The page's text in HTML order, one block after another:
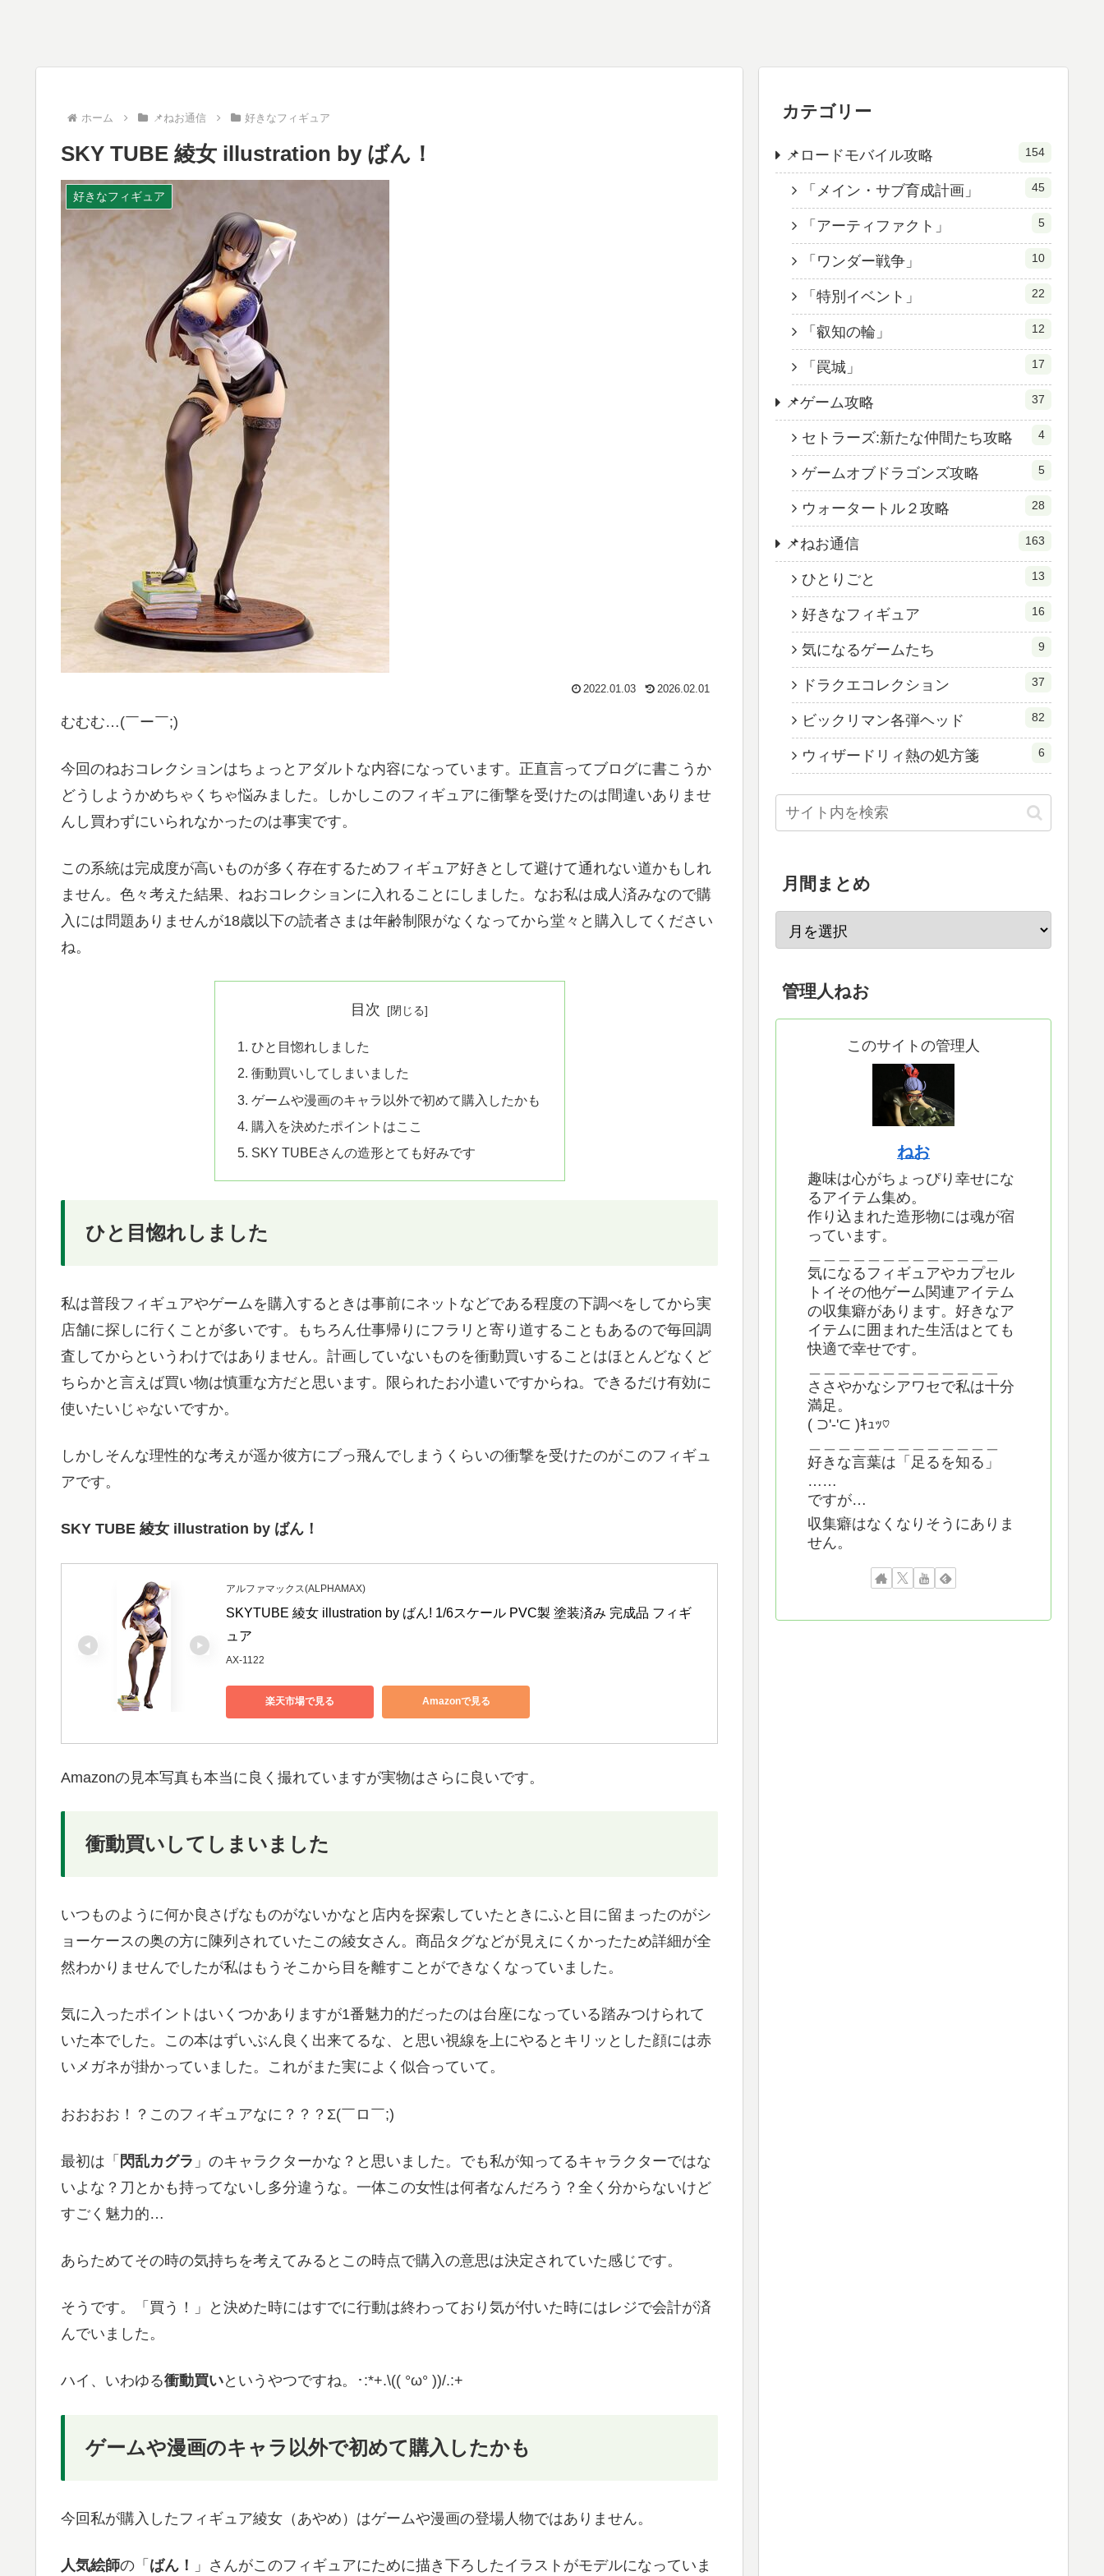
ホーム 📌ねお通信 好きなフィギュア
SKY TUBE 綾女 illustration by ばん！
好きなフィギュア
2022.01.03 2026.02.01
むむむ…(￣ー￣;)
今回のねおコレクションはちょっとアダルトな内容になっています。正直言ってブログに書こうか
どうしようかめちゃくちゃ悩みました。しかしこのフィギュアに衝撃を受けたのは間違いありませ
んし買わずにいられなかったのは事実です。
この系統は完成度が高いものが多く存在するためフィギュア好きとして避けて通れない道かもしれ
ません。色々考えた結果、ねおコレクションに入れることにしました。なお私は成人済みなので購
入には問題ありませんが18歳以下の読者さまは年齢制限がなくなってから堂々と購入してください
ね。
目次
ひと目惚れしました
衝動買いしてしまいました
ゲームや漫画のキャラ以外で初めて購入したかも
購入を決めたポイントはここ
SKY TUBEさんの造形とても好みです
ひと目惚れしました
私は普段フィギュアやゲームを購入するときは事前にネットなどである程度の下調べをしてから実
店舗に探しに行くことが多いです。もちろん仕事帰りにフラリと寄り道することもあるので毎回調
査してからというわけではありません。計画していないものを衝動買いすることはほとんどなくど
ちらかと言えば買い物は慎重な方だと思います。限られたお小遣いですからね。できるだけ有効に
使いたいじゃないですか。
しかしそんな理性的な考えが遥か彼方にブっ飛んでしまうくらいの衝撃を受けたのがこのフィギュ
アです。
SKY TUBE 綾女 illustration by ばん！
アルファマックス(ALPHAMAX)
SKYTUBE 綾女 illustration by ばん! 1/6スケール PVC製 塗装済み 完成品 フィギ
ュア
AX-1122
楽天市場で見る Amazonで見る
Amazonの見本写真も本当に良く撮れていますが実物はさらに良いです。
衝動買いしてしまいました
いつものように何か良さげなものがないかなと店内を探索していたときにふと目に留まったのがシ
ョーケースの奥の方に陳列されていたこの綾女さん。商品タグなどが見えにくかったため詳細が全
然わかりませんでしたが私はもうそこから目を離すことができなくなっていました。
気に入ったポイントはいくつかありますが1番魅力的だったのは台座になっている踏みつけられて
いた本でした。この本はずいぶん良く出来てるな、と思い視線を上にやるとキリッとした顔には赤
いメガネが掛かっていました。これがまた実によく似合っていて。
おおおお！？このフィギュアなに？？？Σ(￣ロ￣;)
最初は「 閃乱カグラ 」のキャラクターかな？と思いました。でも私が知ってるキャラクターではな
いよな？刀とかも持ってないし多分違うな。一体この女性は何者なんだろう？全く分からないけど
すごく魅力的…
あらためてその時の気持ちを考えてみるとこの時点で購入の意思は決定されていた感じです。
そうです。「買う！」と決めた時にはすでに行動は終わっており気が付いた時にはレジで会計が済
んでいました。
ハイ、いわゆる衝動買いというやつですね。･:*+.\(( °ω° ))/.:+
ゲームや漫画のキャラ以外で初めて購入したかも
今回私が購入したフィギュア綾女（あやめ）はゲームや漫画の登場人物ではありません。
人気絵師の「 ばん！ 」さんがこのフィギュアにために描き下ろしたイラストがモデルになっていま
カテゴリー
📌ロードモバイル攻略 154
「メイン・サブ育成計画」 45
「アーティファクト」 5
「ワンダー戦争」 10
「特別イベント」 22
「叡知の輪」 12
「罠城」 17
📌ゲーム攻略 37
セトラーズ:新たな仲間たち攻略 4
ゲームオブドラゴンズ攻略 5
ウォータートル２攻略 28
📌ねお通信 163
ひとりごと 13
好きなフィギュア 16
気になるゲームたち 9
ドラクエコレクション 37
ビックリマン各弾ヘッド 82
ウィザードリィ熱の処方箋 6
月間まとめ
管理人ねお
このサイトの管理人
ねお
趣味は心がちょっぴり幸せにな
るアイテム集め。
作り込まれた造形物には魂が宿
っています。
気になるフィギュアやカプセル
トイその他ゲーム関連アイテム
の収集癖があります。好きなア
イテムに囲まれた生活はとても
快適で幸せです。
ささやかなシアワセで私は十分
満足。
( ⊃'-'⊂ )ｷｭｯ♡
好きな言葉は「足るを知る」
……
ですが…
収集癖はなくなりそうにありま
せん。